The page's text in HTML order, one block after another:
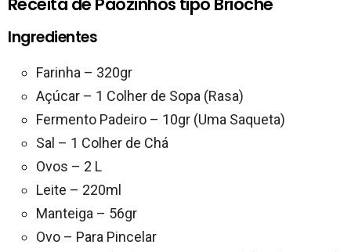
Ingredientes
Farinha – 320gr
Açúcar – 1 Colher de Sopa (Rasa)
Fermento Padeiro – 10gr (Uma Saqueta)
Sal – 1 Colher de Chá
Ovos – 2 L
Leite – 220ml
Manteiga – 56gr
Ovo – Para Pincelar